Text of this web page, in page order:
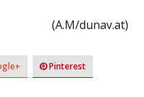
(A.M/dunav.at)
Pinterest